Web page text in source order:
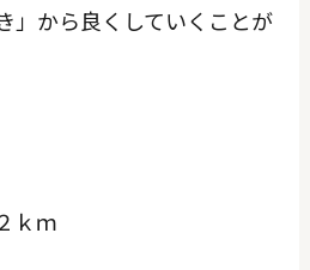
」から良くしていくことが
ｋｍ